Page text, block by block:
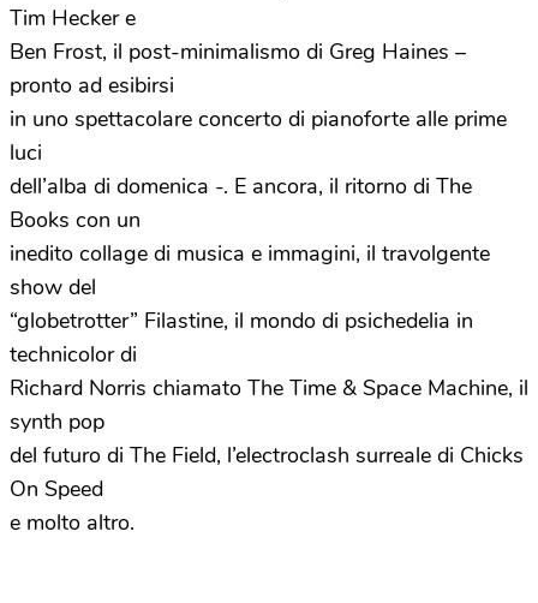
Tim Hecker e
Ben Frost, il post-minimalismo di Greg Haines –
pronto ad esibirsi
in uno spettacolare concerto di pianoforte alle prime
luci
dell’alba di domenica -. E ancora, il ritorno di The
Books con un
inedito collage di musica e immagini, il travolgente
show del
“globetrotter” Filastine, il mondo di psichedelia in
technicolor di
Richard Norris chiamato The Time & Space Machine, il
synth pop
del futuro di The Field, l’electroclash surreale di Chicks
On Speed
e molto altro.